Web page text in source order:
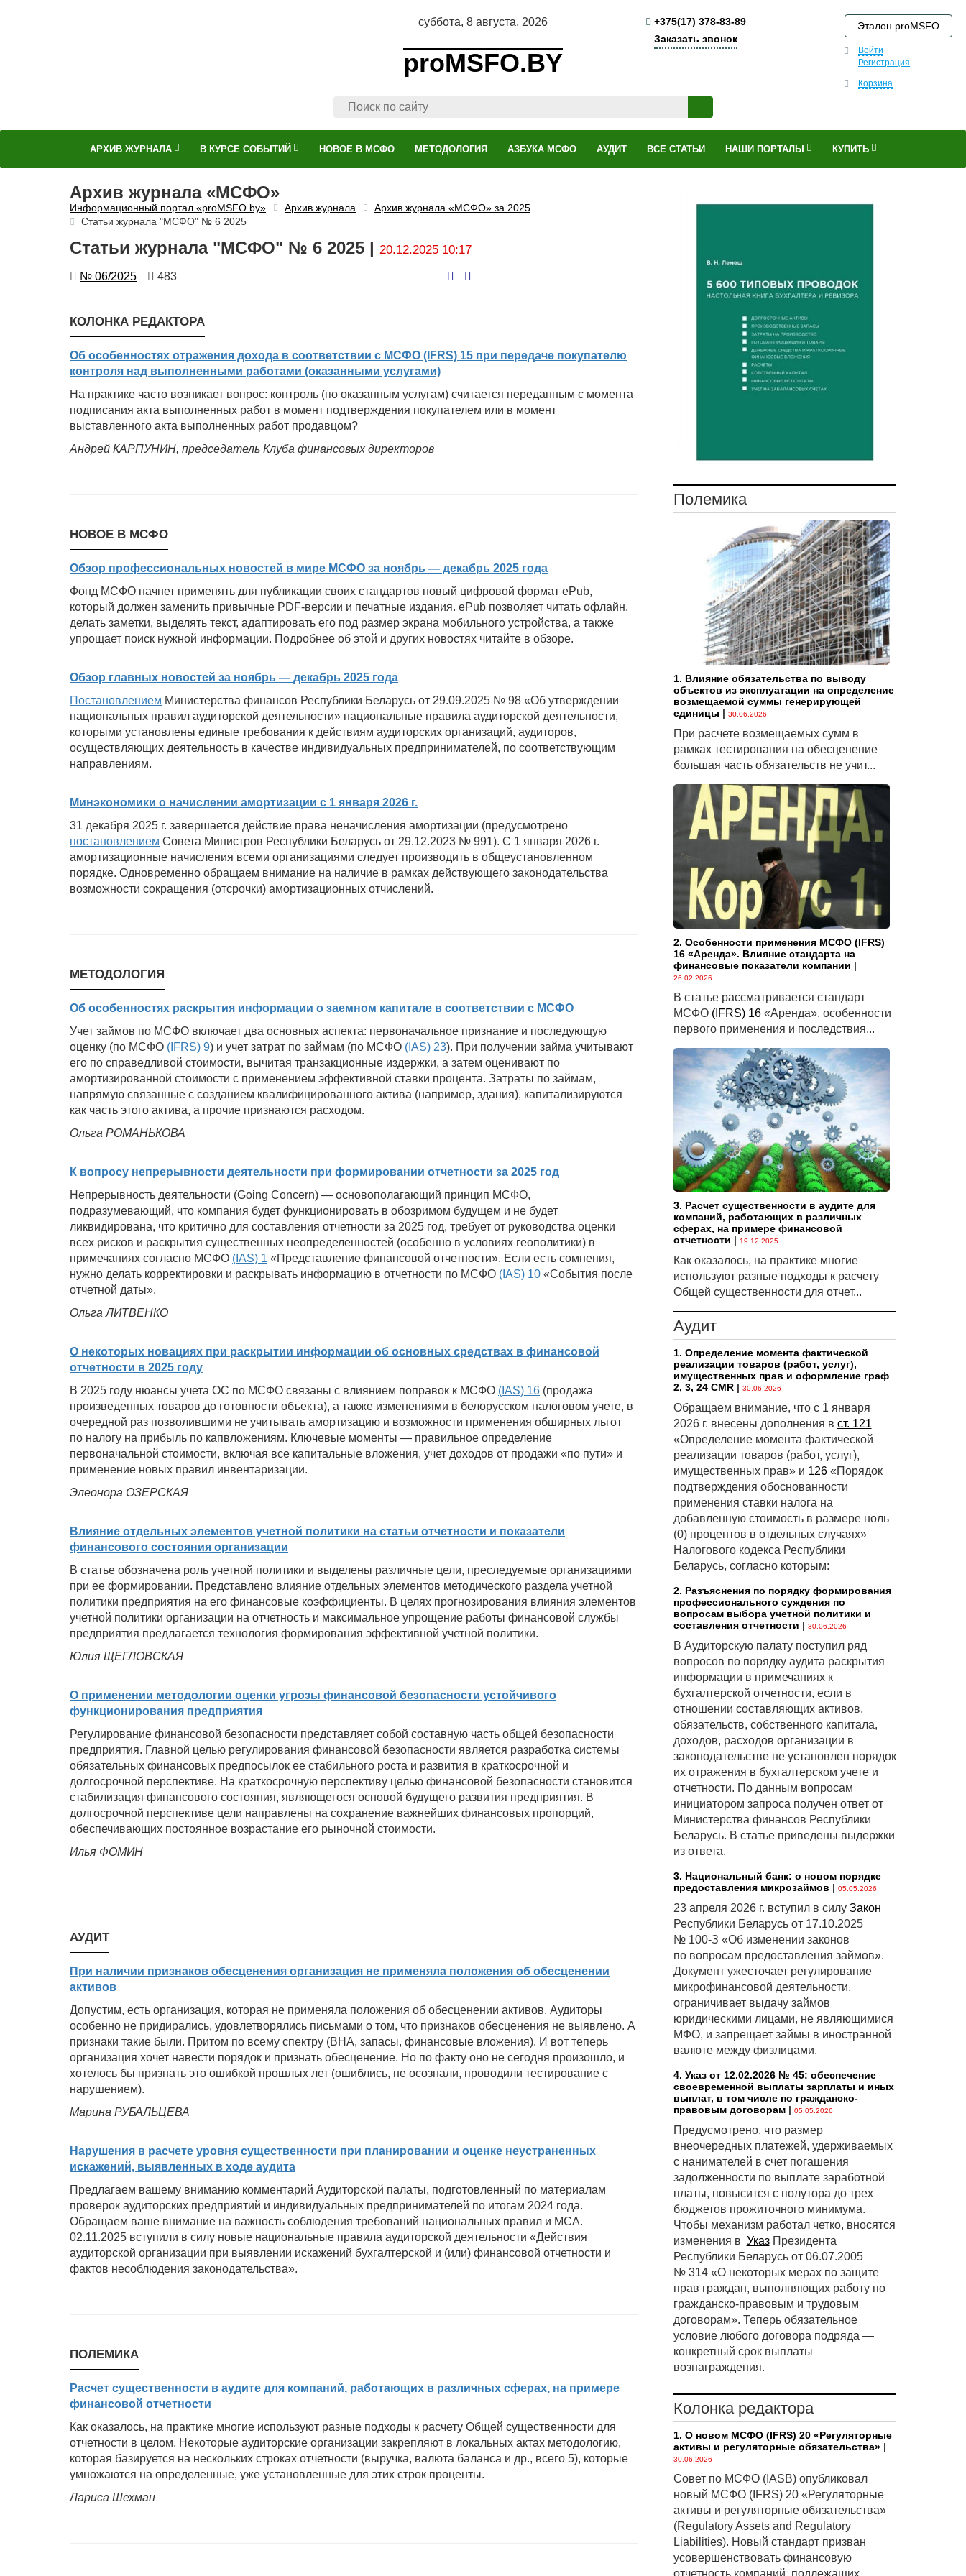
суббота, 8 августа, 2026
proMSFO.BY
+375(17) 378-83-89
Заказать звонок
Эталон.proMSFO
Войти
Регистрация
Корзина
АРХИВ ЖУРНАЛА В КУРСЕ СОБЫТИЙ НОВОЕ В МСФО МЕТОДОЛОГИЯ АЗБУКА МСФО АУДИТ ВСЕ СТАТЬИ НАШИ ПОРТАЛЫ КУПИТЬ
Архив журнала «МСФО»
Информационный портал «proMSFO.by» Архив журнала
Архив журнала «МСФО» за 2025
Статьи журнала "МСФО" № 6 2025
Статьи журнала "МСФО" № 6 2025 | 20.12.2025 10:17
Номер
№ 06/2025
Количество
483
КОЛОНКА РЕДАКТОРА
Об особенностях отражения дохода в соответствии с МСФО (IFRS) 15 при передаче покупателю
контроля над выполненными работами (оказанными услугами)
На практике часто возникает вопрос: контроль (по оказанным услугам) считается переданным с момента
подписания акта выполненных работ в момент подтверждения покупателем или в момент
выставленного акта выполненных работ продавцом?
Андрей КАРПУНИН, председатель Клуба финансовых директоров
НОВОЕ В МСФО
Обзор профессиональных новостей в мире МСФО за ноябрь — декабрь 2025 года
Фонд МСФО начнет применять для публикации своих стандартов новый цифровой формат ePub,
который должен заменить привычные PDF-версии и печатные издания. ePub позволяет читать офлайн,
делать заметки, выделять текст, адаптировать его под размер экрана мобильного устройства, а также
упрощает поиск нужной информации. Подробнее об этой и других новостях читайте в обзоре.
Обзор главных новостей за ноябрь — декабрь 2025 года
Постановлением Министерства финансов Республики Беларусь от 29.09.2025 № 98 «Об утверждении
национальных правил аудиторской деятельности» национальные правила аудиторской деятельности,
которыми установлены единые требования к действиям аудиторских организаций, аудиторов,
осуществляющих деятельность в качестве индивидуальных предпринимателей, по соответствующим
направлениям.
Минэкономики о начислении амортизации с 1 января 2026 г.
31 декабря 2025 г. завершается действие права неначисления амортизации (предусмотрено
постановлением Совета Министров Республики Беларусь от 29.12.2023 № 991). С 1 января 2026 г.
амортизационные начисления всеми организациями следует производить в общеустановленном
порядке. Одновременно обращаем внимание на наличие в рамках действующего законодательства
возможности сокращения (отсрочки) амортизационных отчислений.
МЕТОДОЛОГИЯ
Об особенностях раскрытия информации о заемном капитале в соответствии с МСФО
Учет займов по МСФО включает два основных аспекта: первоначальное признание и последующую
оценку (по МСФО (IFRS) 9) и учет затрат по займам (по МСФО (IAS) 23). При получении займа учитывают
его по справедливой стоимости, вычитая транзакционные издержки, а затем оценивают по
амортизированной стоимости с применением эффективной ставки процента. Затраты по займам,
напрямую связанные с созданием квалифицированного актива (например, здания), капитализируются
как часть этого актива, а прочие признаются расходом.
Ольга РОМАНЬКОВА
К вопросу непрерывности деятельности при формировании отчетности за 2025 год
Непрерывность деятельности (Going Concern) — основополагающий принцип МСФО,
подразумевающий, что компания будет функционировать в обозримом будущем и не будет
ликвидирована, что критично для составления отчетности за 2025 год, требует от руководства оценки
всех рисков и раскрытия существенных неопределенностей (особенно в условиях геополитики) в
примечаниях согласно МСФО (IAS) 1 «Представление финансовой отчетности». Если есть сомнения,
нужно делать корректировки и раскрывать информацию в отчетности по МСФО (IAS) 10 «События после
отчетной даты».
Ольга ЛИТВЕНКО
О некоторых новациях при раскрытии информации об основных средствах в финансовой
отчетности в 2025 году
В 2025 году нюансы учета ОС по МСФО связаны с влиянием поправок к МСФО (IAS) 16 (продажа
произведенных товаров до готовности объекта), а также изменениями в белорусском налоговом учете, в
очередной раз позволившими не учитывать амортизацию и возможности применения обширных льгот
по налогу на прибыль по капвложениям. Ключевые моменты — правильное определение
первоначальной стоимости, включая все капитальные вложения, учет доходов от продажи «по пути» и
применение новых правил инвентаризации.
Элеонора ОЗЕРСКАЯ
Влияние отдельных элементов учетной политики на статьи отчетности и показатели
финансового состояния организации
В статье обозначена роль учетной политики и выделены различные цели, преследуемые организациями
при ее формировании. Представлено влияние отдельных элементов методического раздела учетной
политики предприятия на его финансовые коэффициенты. В целях прогнозирования влияния элементов
учетной политики организации на отчетность и максимальное упрощение работы финансовой службы
предприятия предлагается технология формирования эффективной учетной политики.
Юлия ЩЕГЛОВСКАЯ
О применении методологии оценки угрозы финансовой безопасности устойчивого
функционирования предприятия
Регулирование финансовой безопасности представляет собой составную часть общей безопасности
предприятия. Главной целью регулирования финансовой безопасности является разработка системы
обязательных финансовых предпосылок ее стабильного роста и развития в краткосрочной и
долгосрочной перспективе. На краткосрочную перспективу целью финансовой безопасности становится
стабилизация финансового состояния, являющегося основой будущего развития предприятия. В
долгосрочной перспективе цели направлены на сохранение важнейших финансовых пропорций,
обеспечивающих постоянное возрастание его рыночной стоимости.
Илья ФОМИН
АУДИТ
При наличии признаков обесценения организация не применяла положения об обесценении
активов
Допустим, есть организация, которая не применяла положения об обесценении активов. Аудиторы
особенно не придирались, удовлетворялись письмами о том, что признаков обесценения не выявлено. А
признаки такие были. Притом по всему спектру (ВНА, запасы, финансовые вложения). И вот теперь
организация хочет навести порядок и признать обесценение. Но по факту оно не сегодня произошло, и
хотелось бы признать это ошибкой прошлых лет (ошиблись, не осознали, проводили тестирование с
нарушением).
Марина РУБАЛЬЦЕВА
Нарушения в расчете уровня существенности при планировании и оценке неустраненных
искажений, выявленных в ходе аудита
Предлагаем вашему вниманию комментарий Аудиторской палаты, подготовленный по материалам
проверок аудиторских предприятий и индивидуальных предпринимателей по итогам 2024 года.
Обращаем ваше внимание на важность соблюдения требований национальных правил и МСА.
02.11.2025 вступили в силу новые национальные правила аудиторской деятельности «Действия
аудиторской организации при выявлении искажений бухгалтерской и (или) финансовой отчетности и
фактов несоблюдения законодательства».
ПОЛЕМИКА
Расчет существенности в аудите для компаний, работающих в различных сферах, на примере
финансовой отчетности
Как оказалось, на практике многие используют разные подходы к расчету Общей существенности для
отчетности в целом. Некоторые аудиторские организации закрепляют в локальных актах методологию,
которая базируется на нескольких строках отчетности (выручка, валюта баланса и др., всего 5), которые
умножаются на определенные, уже установленные для этих строк проценты.
Лариса Шехман
Полемика
1. Влияние обязательства по выводу
объектов из эксплуатации на определение
возмещаемой суммы генерирующей
единицы | 30.06.2026
При расчете возмещаемых сумм в
рамках тестирования на обесценение
большая часть обязательств не учит...
2. Особенности применения МСФО (IFRS)
16 «Аренда». Влияние стандарта на
финансовые показатели компании |
26.02.2026
В статье рассматривается стандарт
МСФО (IFRS) 16«Аренда», особенности
первого применения и последствия...
3. Расчет существенности в аудите для
компаний, работающих в различных
сферах, на примере финансовой
отчетности | 19.12.2025
Как оказалось, на практике многие
используют разные подходы к расчету
Общей существенности для отчет...
Аудит
1. Определение момента фактической
реализации товаров (работ, услуг),
имущественных прав и оформление граф
2, 3, 24 CMR| 30.06.2026
Обращаем внимание, что с 1 января
2026 г. внесены дополнения в ст. 121
«Определение момента фактической
реализации товаров (работ, услуг),
имущественных прав» и 126«Порядок
подтверждения обоснованности
применения ставки налога на
добавленную стоимость в размере ноль
(0) процентов в отдельных случаях»
Налогового кодекса Республики
Беларусь, согласно которым:
2. Разъяснения по порядку формирования
профессионального суждения по
вопросам выбора учетной политики и
составления отчетности | 30.06.2026
В Аудиторскую палату поступил ряд
вопросов по порядку аудита раскрытия
информации в примечаниях к
бухгалтерской отчетности, если в
отношении составляющих активов,
обязательств, собственного капитала,
доходов, расходов организации в
законодательстве не установлен порядок
их отражения в бухгалтерском учете и
отчетности. По данным вопросам
инициатором запроса получен ответ от
Министерства финансов Республики
Беларусь. В статье приведены выдержки
из ответа.
3. Национальный банк: о новом порядке
предоставления микрозаймов | 05.05.2026
23 апреля 2026 г. вступил в силу Закон
Республики Беларусь от 17.10.2025
№ 100-З «Об изменении законов
по вопросам предоставления займов».
Документ ужесточает регулирование
микрофинансовой деятельности,
ограничивает выдачу займов
юридическими лицами, не являющимися
МФО, и запрещает займы в иностранной
валюте между физлицами.
4. Указ от 12.02.2026 № 45: обеспечение
своевременной выплаты зарплаты и иных
выплат, в том числе по гражданско-
правовым договорам| 05.05.2026
Предусмотрено, что размер
внеочередных платежей, удерживаемых
с нанимателей в счет погашения
задолженности по выплате заработной
платы, повысится с полутора до трех
бюджетов прожиточного минимума.
Чтобы механизм работал четко, вносятся
изменения в УказПрезидента
Республики Беларусь от 06.07.2005
№ 314 «О некоторых мерах по защите
прав граждан, выполняющих работу по
гражданско-правовым и трудовым
договорам». Теперь обязательное
условие любого договора подряда —
конкретный срок выплаты
вознаграждения.
Колонка редактора
1. О новом МСФО (IFRS) 20 «Регуляторные
активы и регуляторные обязательства»|
30.06.2026
Совет по МСФО (IASB) опубликовал
новый МСФО (IFRS) 20 «Регуляторные
активы и регуляторные обязательства»
(Regulatory Assets and Regulatory
Liabilities). Новый стандарт призван
усовершенствовать финансовую